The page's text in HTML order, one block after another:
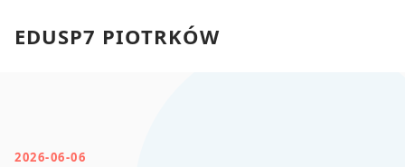
EDUSP7 PIOTRKÓW
2026-06-06